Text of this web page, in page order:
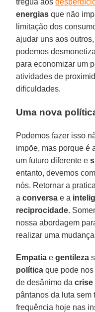
energias que não
limitação dos
ajudar uns aos
podemos
para economizar um
atividades de
dificuldades.
Uma nova
Podemos fazer isso
impõe, mas porque é
um futuro diferente e
entanto, devemos
nós. Retornar a
aconversa e a
reciprocidade.
nossa abordagem
realizar uma
Empatia egentileza
política que pode
de desânimo dacrise
pântanos da luta sem
frequência hoje nas